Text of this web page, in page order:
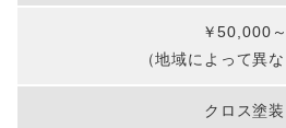
￥50,000～
（地域によって異な
クロス塗装